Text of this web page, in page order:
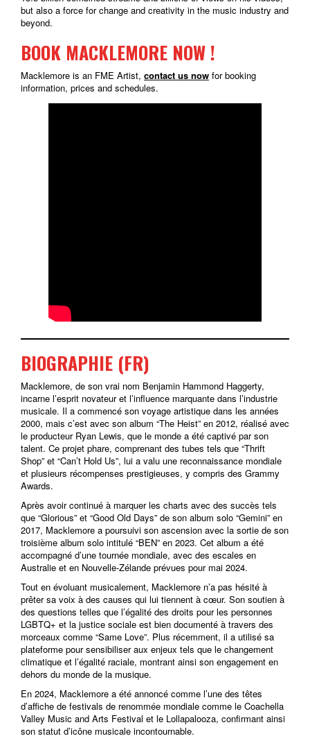
but also a force for change and creativity in the music industry and
beyond.
BOOK MACKLEMORE NOW !
Macklemore is an FME Artist, contact us now for booking
information, prices and schedules.
BIOGRAPHIE (FR)
Macklemore, de son vrai nom Benjamin Hammond Haggerty,
incarne l’esprit novateur et l’influence marquante dans l’industrie
musicale. Il a commencé son voyage artistique dans les années
2000, mais c’est avec son album “The Heist” en 2012, réalisé avec
le producteur Ryan Lewis, que le monde a été captivé par son
talent. Ce projet phare, comprenant des tubes tels que “Thrift
Shop” et “Can’t Hold Us”, lui a valu une reconnaissance mondiale
et plusieurs récompenses prestigieuses, y compris des Grammy
Awards.
Après avoir continué à marquer les charts avec des succès tels
que “Glorious” et “Good Old Days” de son album solo “Gemini” en
2017, Macklemore a poursuivi son ascension avec la sortie de son
troisième album solo intitulé “BEN” en 2023. Cet album a été
accompagné d’une tournée mondiale, avec des escales en
Australie et en Nouvelle-Zélande prévues pour mai 2024.
Tout en évoluant musicalement, Macklemore n’a pas hésité à
prêter sa voix à des causes qui lui tiennent à cœur. Son soutien à
des questions telles que l’égalité des droits pour les personnes
LGBTQ+ et la justice sociale est bien documenté à travers des
morceaux comme “Same Love”. Plus récemment, il a utilisé sa
plateforme pour sensibiliser aux enjeux tels que le changement
climatique et l’égalité raciale, montrant ainsi son engagement en
dehors du monde de la musique.
En 2024, Macklemore a été annoncé comme l’une des têtes
d’affiche de festivals de renommée mondiale comme le Coachella
Valley Music and Arts Festival et le Lollapalooza, confirmant ainsi
son statut d’icône musicale incontournable.